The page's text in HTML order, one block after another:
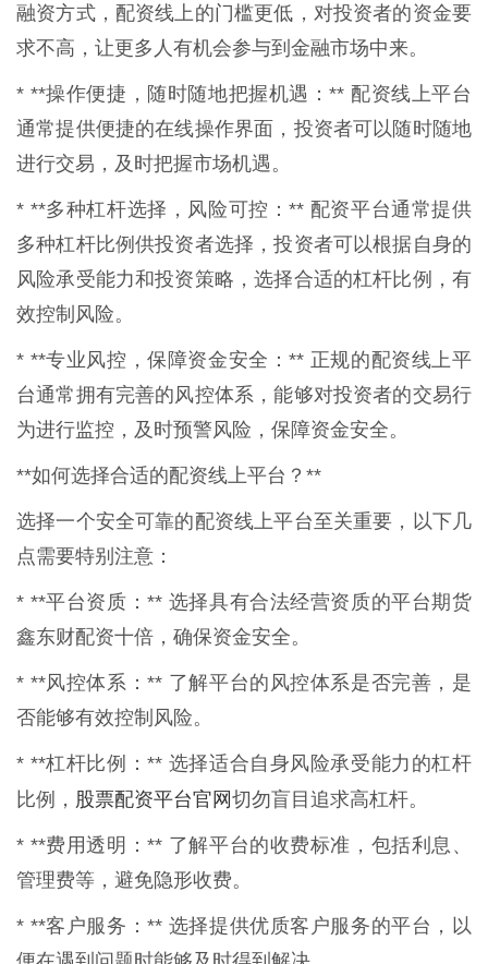
融资方式，配资线上的门槛更低，对投资者的资金要
求不高，让更多人有机会参与到金融市场中来。
* **操作便捷，随时随地把握机遇：** 配资线上平台
通常提供便捷的在线操作界面，投资者可以随时随地
进行交易，及时把握市场机遇。
* **多种杠杆选择，风险可控：** 配资平台通常提供
多种杠杆比例供投资者选择，投资者可以根据自身的
风险承受能力和投资策略，选择合适的杠杆比例，有
效控制风险。
* **专业风控，保障资金安全：** 正规的配资线上平
台通常拥有完善的风控体系，能够对投资者的交易行
为进行监控，及时预警风险，保障资金安全。
**如何选择合适的配资线上平台？**
选择一个安全可靠的配资线上平台至关重要，以下几
点需要特别注意：
* **平台资质：** 选择具有合法经营资质的平台期货
鑫东财配资十倍，确保资金安全。
* **风控体系：** 了解平台的风控体系是否完善，是
否能够有效控制风险。
* **杠杆比例：** 选择适合自身风险承受能力的杠杆
比例， 股票配资平台官网切勿盲目追求高杠杆。
* **费用透明：** 了解平台的收费标准，包括利息、
管理费等，避免隐形收费。
* **客户服务：** 选择提供优质客户服务的平台，以